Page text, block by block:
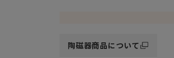
こちらの20cm プレート（皿）は
陶磁器商品について